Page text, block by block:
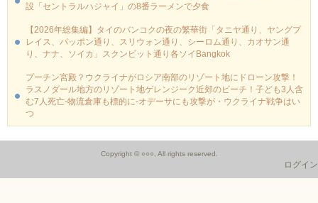
設「セントラルハジャイ」の8番ラーメンで夕食
【2026年総集編】タイのバンコクの夜の繁華街「タニヤ通り、ヤングプ
レイス、パッポン通り、スリウォン通り、シーロム通り、カオサン通
り、ナナ、ソイカ」スクンビット通り各ソイBangkok
プーチン宮殿？ウクライナがロシア南部のリゾート地にドローン攻撃！
ラスノダール地方のリゾート地ゲレンジーク近郊のビーチ！子ども3人含
む7人死亡-物流倉庫も標的に‐オデーサにも攻撃が・ウクライナ戦争はい
つ
Copyright © ○○○, All rights reserved.
ログイン